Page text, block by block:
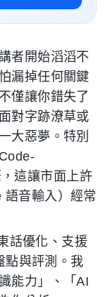
者開始滔滔不
漏掉任何關鍵
僅讓你錯失了
對字跡潦草或
大惡夢。特別
這讓市面上許
音輸入）經常
話優化、支援
點與評測。我
能力」、「AI